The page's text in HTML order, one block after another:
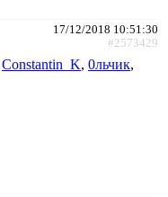
17/12/2018 10:51:30
#2573429
Constantin_K, 0льчик,